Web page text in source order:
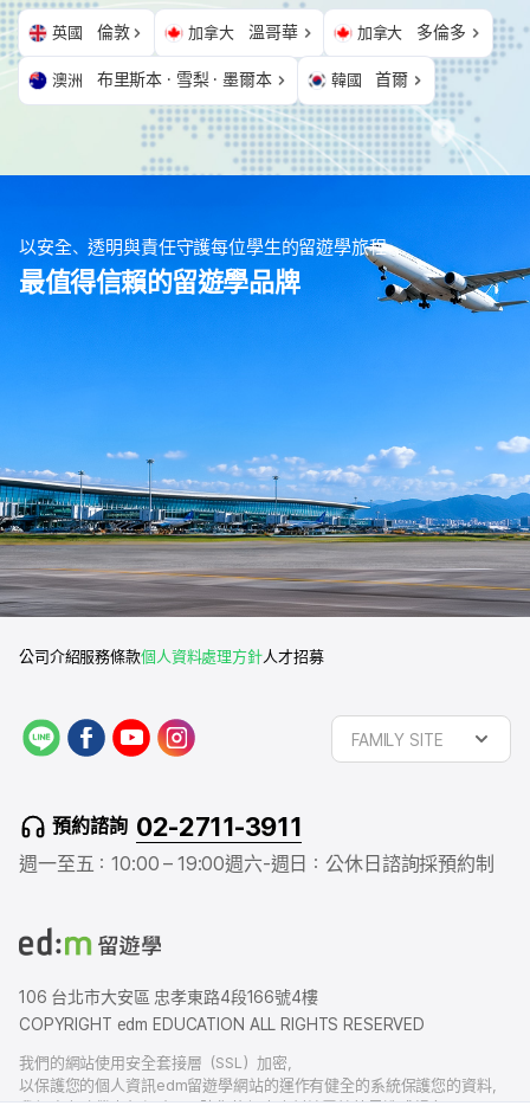
英國 倫敦 加拿大 溫哥華 加拿大 多倫多
澳洲 布里斯本 · 雪梨 · 墨爾本 韓國 首爾
以安全、透明與責任守護每位學生的留遊學旅程
最值得信賴的留遊學品牌
公司介紹服務條款個人資料處理方針人才招募
L
f
a
b
o
y
o
u
e
a
r
FAMILY SITE
預約諮詢 02-2711-3911
週一至五：10:00 – 19:00週六-週日：公休日 諮詢採預約制
106 台北市大安區 忠孝東路4段166號4樓
COPYRIGHT edm EDUCATION ALL RIGHTS RESERVED
我們的網站使用安全套接層（SSL）加密，
以保護您的個人資訊edm留遊學網站的運作有健全的系統保護您的資料，
我們也有賠償責任保險，以防您的個人資料洩露給外界造成損害